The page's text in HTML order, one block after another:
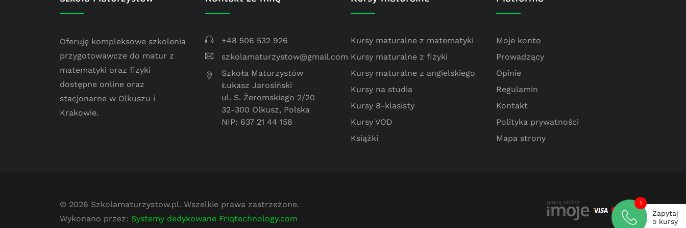
Oferuję kompleksowe szkolenia
przygotowawcze do matur z
matematyki oraz fizyki
dostępne online oraz
stacjonarne w Olkuszu i
Krakowie.
+48 506 532 926
szkolamaturzystow@gmail.com
Szkoła Maturzystów
Łukasz Jarosiński
ul. S. Żeromskiego 2/20
32-300 Olkusz, Polska
NIP: 637 21 44 158
Kursy maturalne z matematyki
Kursy maturalne z fizyki
Kursy maturalne z angielskiego
Kursy na studia
Kursy 8-klasisty
Kursy VOD
Książki
Moje konto
Prowadzący
Opinie
Regulamin
Kontakt
Polityka prywatności
Mapa strony
© 2026 Szkolamaturzystow.pl. Wszelkie prawa zastrzeżone.
Wykonano przez: Systemy dedykowane Friqtechnology.com
1
Zapytaj
o kursy